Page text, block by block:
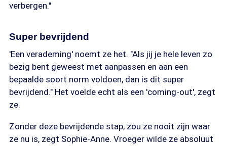
verbergen."
Super bevrijdend
'Een verademing' noemt ze het. "Als jij je hele leven zo
bezig bent geweest met aanpassen en aan een
bepaalde soort norm voldoen, dan is dit super
bevrijdend." Het voelde echt als een 'coming-out', zegt
ze.
Zonder deze bevrijdende stap, zou ze nooit zijn waar
ze nu is, zegt Sophie-Anne. Vroeger wilde ze absoluut